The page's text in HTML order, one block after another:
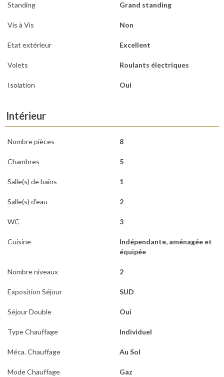
Standing Grand standing
Vis à Vis Non
Etat extérieur Excellent
Volets Roulants électriques
Isolation Oui
Intérieur
Nombre pièces 8
Chambres 5
Salle(s) de bains 1
Salle(s) d'eau 2
WC 3
Cuisine
Indépendante, aménagée et
équipée
Nombre niveaux 2
Exposition Séjour SUD
Séjour Double Oui
Type Chauffage Individuel
Méca. Chauffage Au Sol
Mode Chauffage Gaz